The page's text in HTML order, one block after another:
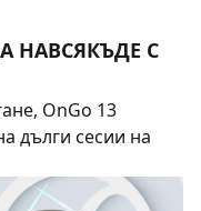
НАВСЯКЪДЕ С
OnGo 13
дълги сесии на